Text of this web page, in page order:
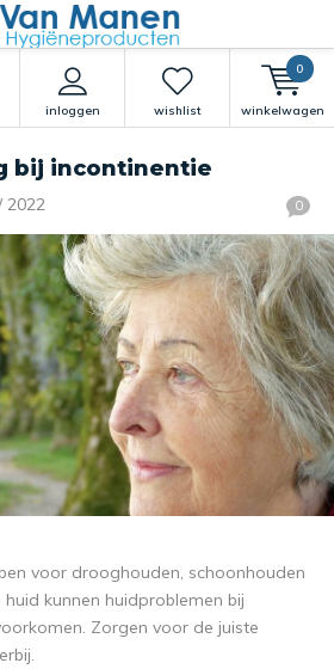
inloggen wishlist winkelwagen
0
bij incontinentie
2022 0
voor drooghouden, schoonhouden
kunnen huidproblemen bij
Zorgen voor de juiste